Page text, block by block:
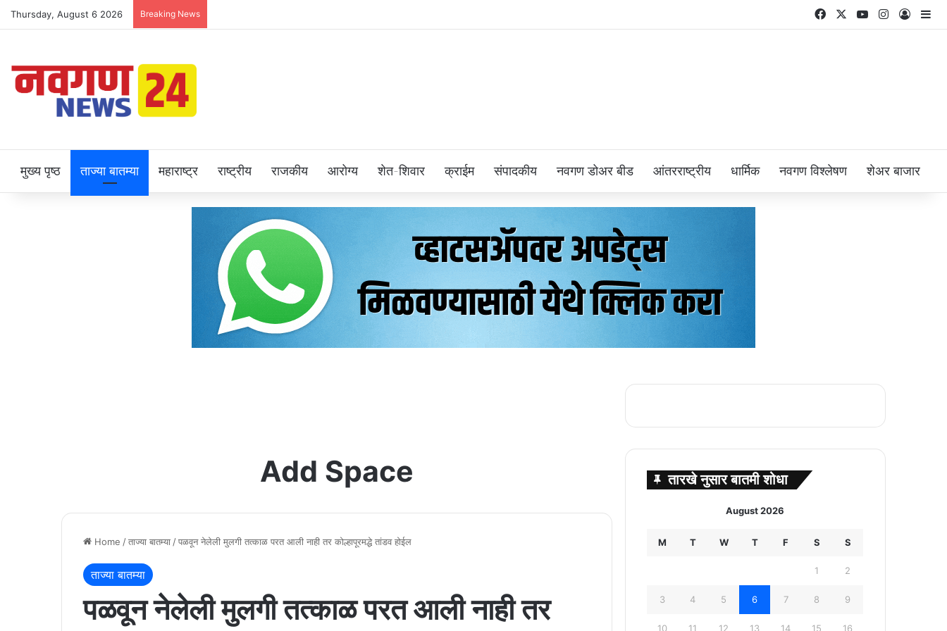
Thursday, August 6 2026 Breaking News FacebookYouTubeInstagram
Log In
मुख्य पृष्ठ ताज्या बातम्या महाराष्ट्र राष्ट्रीय राजकीय आरोग्य शेत-शिवार क्राईम संपादकीय नवगण डोअर बीड आंतरराष्ट्रीय धार्मिक नवगण विश्लेषण शेअर बाजार
Add Space
Home /ताज्या बातम्या /पळवून नेलेली मुलगी तत्काळ परत आली नाही तर कोल्हापूरमद्धे तांडव होईल
ताज्या बातम्या
पळवून नेलेली मुलगी तत्काळ परत आली नाही तर
तारखे नुसार बातमी शोधा
August 2026
M T W T F S S
1 2
3 4 5 6 7 8 9
10 11 12 13 14 15 16